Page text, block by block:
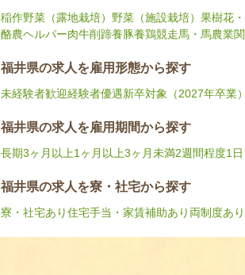
稲作野菜（露地栽培） 野菜（施設栽培） 果樹花
酪農ヘルパー肉牛削蹄養豚養鶏競走馬・馬農業
福井県の求人を雇用形態から探す
未経験者歓迎経験者優遇新卒対象（2027年卒業）
福井県の求人を雇用期間から探す
長期3ヶ月以上1ヶ月以上3ヶ月未満2週間程度1
福井県の求人を寮・社宅から探す
寮・社宅あり住宅手当・家賃補助あり 両制度あり